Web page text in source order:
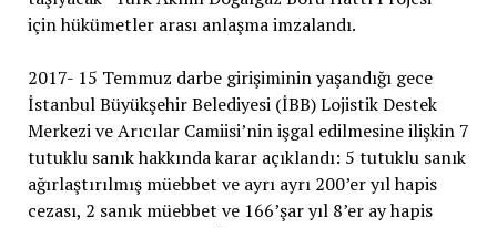
için hükümetler arası anlaşma imzalandı.
2017- 15 Temmuz darbe girişiminin yaşandığı gece
İstanbul Büyükşehir Belediyesi (İBB) Lojistik Destek
Merkezi ve Arıcılar Camiisi’nin işgal edilmesine ilişkin 7
tutuklu sanık hakkında karar açıklandı: 5 tutuklu sanık
ağırlaştırılmış müebbet ve ayrı ayrı 200’er yıl hapis
cezası, 2 sanık müebbet ve 166’şar yıl 8’er ay hapis